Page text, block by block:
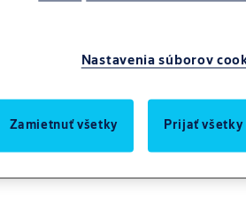
elektromagnet
Nastavenia súborov
Zamietnuť všetky Prijať